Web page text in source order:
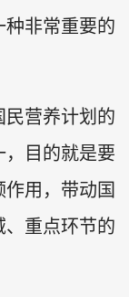
非常重要的
营养计划的
目的就是要
用，带动国
、重点环节的